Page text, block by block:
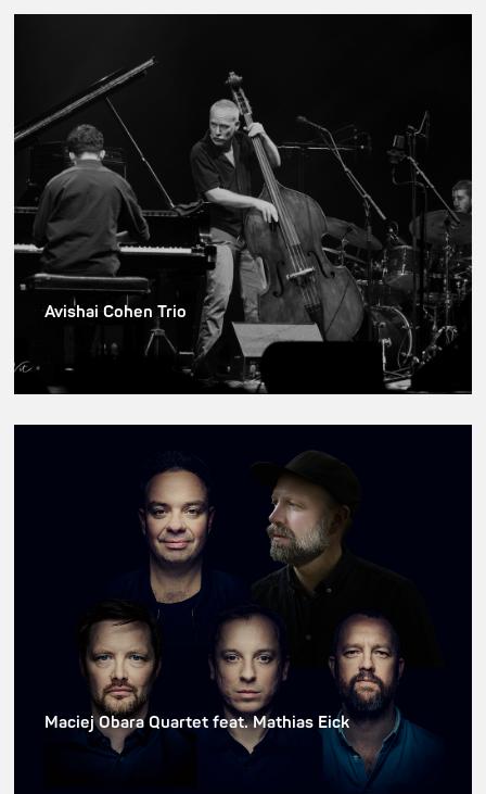
Avishai Cohen Trio
Maciej Obara Quartet feat. Mathias Eick